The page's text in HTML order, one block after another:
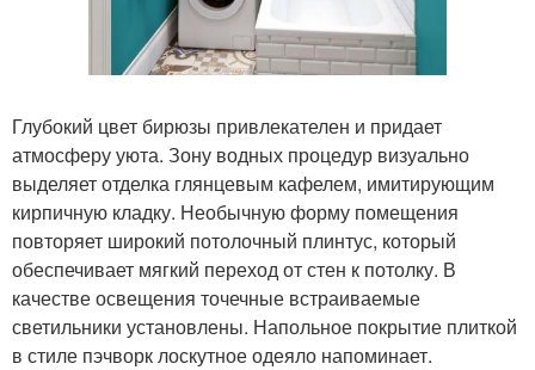
Глубокий цвет бирюзы привлекателен и придает
атмосферу уюта. Зону водных процедур визуально
выделяет отделка глянцевым кафелем, имитирующим
кирпичную кладку. Необычную форму помещения
повторяет широкий потолочный плинтус, который
обеспечивает мягкий переход от стен к потолку. В
качестве освещения точечные встраиваемые
светильники установлены. Напольное покрытие плиткой
в стиле пэчворк лоскутное одеяло напоминает.